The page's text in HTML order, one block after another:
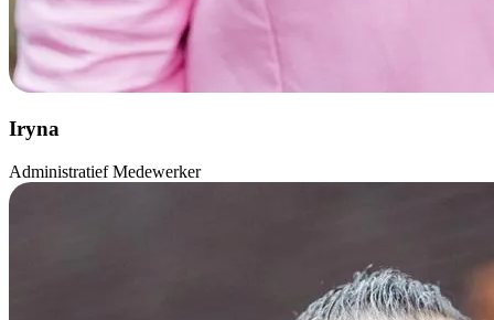
Iryna
Administratief Medewerker